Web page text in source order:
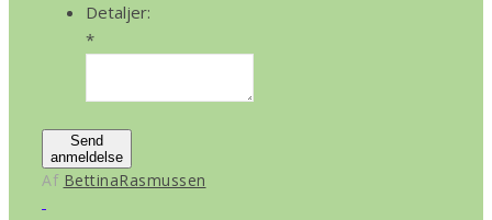
Detaljer:
*
Send
anmeldelse
Af BettinaRasmussen